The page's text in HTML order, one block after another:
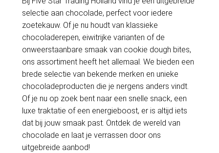
selectie aan chocolade, perfect voor iedere
zoetekauw. Of je nu houdt van klassieke
chocoladerepen, eiwitrijke varianten of de
onweerstaanbare smaak van cookie dough bites,
ons assortiment heeft het allemaal. We bieden een
brede selectie van bekende merken en unieke
chocoladeproducten die je nergens anders vindt.
Of je nu op zoek bent naar een snelle snack, een
luxe traktatie of een energieboost, er is altijd iets
dat bij jouw smaak past. Ontdek de wereld van
chocolade en laat je verrassen door ons
uitgebreide aanbod!